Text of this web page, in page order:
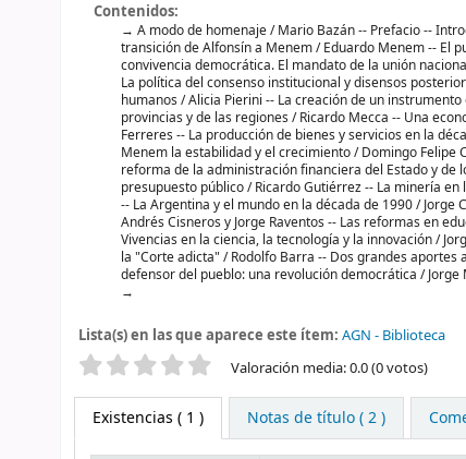
Contenidos:
A modo de homenaje / Mario Bazán -- Prefacio --
transición de Alfonsín a Menem / Eduardo Menem -- El
convivencia democrática. El mandato de la unión
La política del consenso institucional y disensos
humanos / Alicia Pierini -- La creación de un
provincias y de las regiones / Ricardo Mecca -- Una
Ferreres -- La producción de bienes y servicios en la
Menem la estabilidad y el crecimiento / Domingo Felipe
reforma de la administración financiera del Estado y de
presupuesto público / Ricardo Gutiérrez -- La minería
-- La Argentina y el mundo en la década de 1990 /
Andrés Cisneros y Jorge Raventos -- Las reformas en
Vivencias en la ciencia, la tecnología y la innovación /
la "Corte adicta" / Rodolfo Barra -- Dos grandes aportes
defensor del pueblo: una revolución democrática / Jorge
Lista(s) en las que aparece este ítem: AGN - Biblioteca
Valoración Valoración media: 0.0 (0 votos)
Existencias ( 1 ) Notas de título ( 2 )